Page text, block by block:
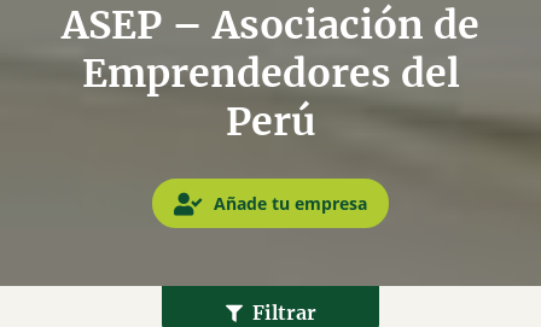
ASEP – Asociación de
Emprendedores del
Perú
Añade tu empresa
Filtrar